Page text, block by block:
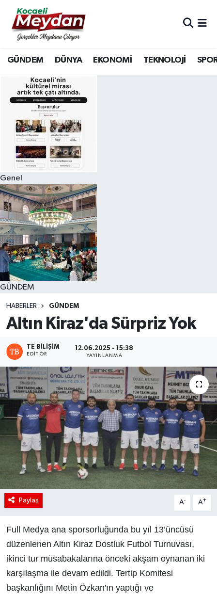
GÜNDEM DÜNYA EKONOMİ TEKNOLOJİ
Genel
GÜNDEM
HABERLER GÜNDEM
Altın Kiraz'da Sürpriz Yok
TE BILIŞIM
EDITÖR
12.06.2025 - 15:38
YAYINLANMA
Paylaş A- A+
Full Medya ana sporsorluğunda bu yıl 13’üncüsü
düzenlenen Altın Kiraz Dostluk Futbol Turnuvası,
ikinci turmüsabakalarına önceki akşam oynanan iki
karşılaşma ile devam edildi. Tertip Komitesi
başkanlığını Metin Özkan'ın yaptığı ve
Nöbetçi Eczaneler
Hava Durumu
Trafik Durumu
Süper Lig Puan Durumu ve Fikstür
Tüm Manşetler
Son Dakika Haberleri
Haber Arşivi